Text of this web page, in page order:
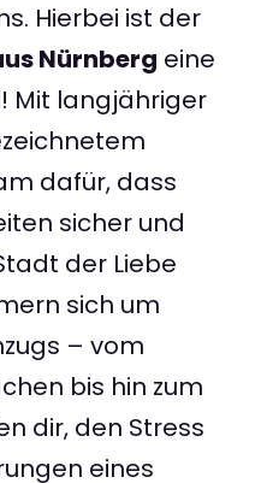
Hierbei ist der
Nürnberg eine
Mit langjähriger
dafür, dass
sicher und
der Liebe
sich um
– vom
bis hin zum
dir, den Stress
eines